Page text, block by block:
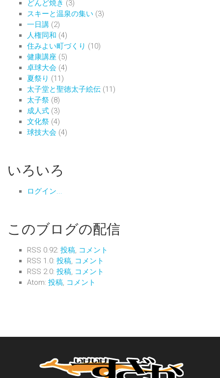
どんど焼き (3)
スキーと温泉の集い (3)
一日講 (2)
人権同和 (4)
住みよい町づくり (10)
健康講座 (5)
卓球大会 (4)
夏祭り (11)
太子堂と聖徳太子絵伝 (11)
太子祭 (8)
成人式 (3)
文化祭 (4)
球技大会 (4)
いろいろ
ログイン...
このブログの配信
RSS 0.92: 投稿, コメント
RSS 1.0: 投稿, コメント
RSS 2.0: 投稿, コメント
Atom: 投稿, コメント